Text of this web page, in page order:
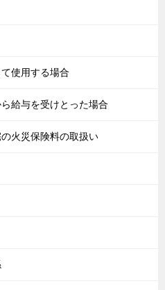
使用する場合
給与を受けとった場合
火災保険料の取扱い